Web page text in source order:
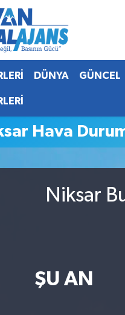
DÜNYA GÜNCEL
Hava
Niksar
ŞU AN
Haritası
ve Fikstür